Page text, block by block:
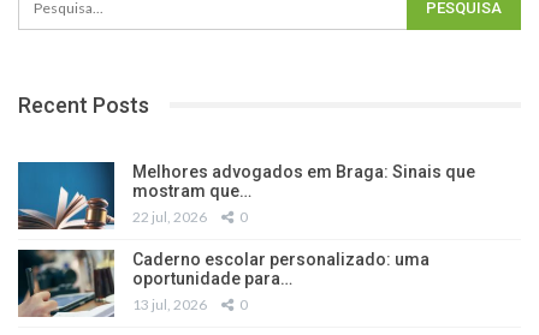
Recent Posts
Melhores advogados em Braga: Sinais que
mostram que…
22 jul, 2026 0
Caderno escolar personalizado: uma
oportunidade para…
13 jul, 2026 0